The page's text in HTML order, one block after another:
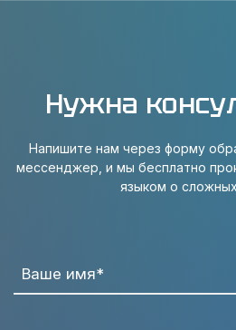
Нужна
Напишите нам через форму
мессенджер, и мы бесплатно
языком о
Ваше имя*